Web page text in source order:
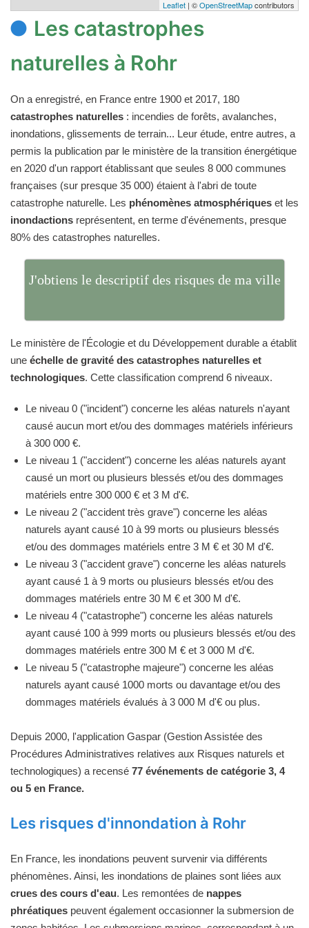
Leaflet | ©OpenStreetMapcontributors
Les catastrophes
naturelles à Rohr
On a enregistré, en France entre 1900 et 2017, 180
catastrophes naturelles : incendies de forêts, avalanches,
inondations, glissements de terrain... Leur étude, entre autres, a
permis la publication par le ministère de la transition énergétique
en 2020 d'un rapport établissant que seules 8 000 communes
françaises (sur presque 35 000) étaient à l'abri de toute
catastrophe naturelle. Les phénomènes atmosphériques et les
inondactions représentent, en terme d'événements, presque
80% des catastrophes naturelles.
J'obtiens le descriptif des risques de ma ville
Le ministère de l'Écologie et du Développement durable a établit
une échelle de gravité des catastrophes naturelles et
technologiques. Cette classification comprend 6 niveaux.
Le niveau 0 ("incident") concerne les aléas naturels n'ayant
causé aucun mort et/ou des dommages matériels inférieurs
à 300 000 €.
Le niveau 1 ("accident") concerne les aléas naturels ayant
causé un mort ou plusieurs blessés et/ou des dommages
matériels entre 300 000 € et 3 M d'€.
Le niveau 2 ("accident très grave") concerne les aléas
naturels ayant causé 10 à 99 morts ou plusieurs blessés
et/ou des dommages matériels entre 3 M € et 30 M d'€.
Le niveau 3 ("accident grave") concerne les aléas naturels
ayant causé 1 à 9 morts ou plusieurs blessés et/ou des
dommages matériels entre 30 M € et 300 M d'€.
Le niveau 4 ("catastrophe") concerne les aléas naturels
ayant causé 100 à 999 morts ou plusieurs blessés et/ou des
dommages matériels entre 300 M € et 3 000 M d'€.
Le niveau 5 ("catastrophe majeure") concerne les aléas
naturels ayant causé 1000 morts ou davantage et/ou des
dommages matériels évalués à 3 000 M d'€ ou plus.
Depuis 2000, l'application Gaspar (Gestion Assistée des
Procédures Administratives relatives aux Risques naturels et
technologiques) a recensé 77 événements de catégorie 3, 4
ou 5 en France.
Les risques d'innondation à Rohr
En France, les inondations peuvent survenir via différents
phénomènes. Ainsi, les inondations de plaines sont liées aux
crues des cours d'eau. Les remontées de nappes
phréatiques peuvent également occasionner la submersion de